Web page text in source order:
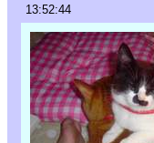
13:52:44